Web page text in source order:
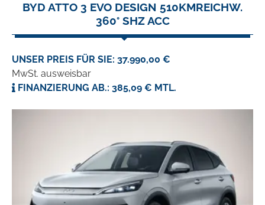
BYD ATTO 3 EVO DESIGN 510KMREICHW.
360° SHZ ACC
UNSER PREIS FÜR SIE: 37.990,00 €
MwSt. ausweisbar
FINANZIERUNG AB.: 385,09 € MTL.